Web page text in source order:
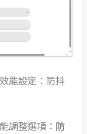
能設定：防抖
調整選項： 防